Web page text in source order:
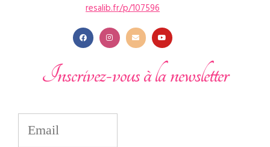
resalib.fr/p/107596
Inscrivez-vous à la newsletter